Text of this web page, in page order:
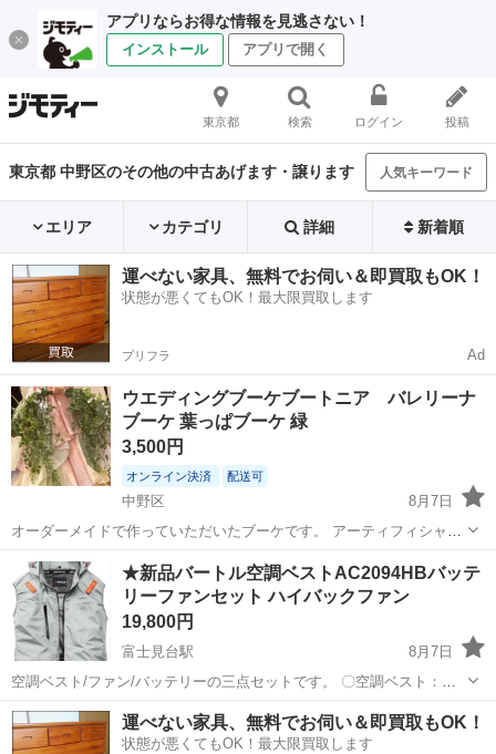
アプリならお得な情報を見逃さない！
インストール アプリで開く
東京都 検索 ログイン 投稿
東京都 中野区のその他の中古あげます・譲ります 人気キーワード
エリア カテゴリ 詳細 新着順
運べない家具、無料でお伺い＆即買取もOK！
状態が悪くてもOK！最大限買取します
プリフラ Ad
ウエディングブーケブートニア バレリーナ
ブーケ 葉っぱブーケ 緑
3,500円
オンライン決済 配送可
中野区
8月7日
オーダーメイドで作っていただいたブーケです。 アーティフィシャル
フラワー ブーケはバレリーナブーケです。 かなりボリューミーで存在
感があります。 グリーンの葉っぱとすずらんのみです。 箱に入れて発
送しますので型崩れはあま...
東京 中野区 その他 ブーケ
★新品バートル空調ベストAC2094HBバッテ
リーファンセット ハイバックファン
19,800円
富士見台駅
8月7日
空調ベスト/ファン/バッテリーの三点セットです。 〇空調ベスト：
AC2094HB-60-S アッシュグレー サイズ／S 〇ファン：AC10-1 ブラッ
ク 〇バッテリー：AC10 マットブラック ポリエステル100%素材...
東京 中野区 富士見台駅 その他
運べない家具、無料でお伺い＆即買取もOK！
状態が悪くてもOK！最大限買取します